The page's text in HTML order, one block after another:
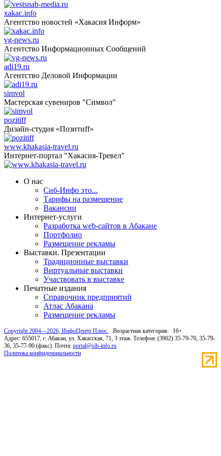
xakac.info
Агентство новостей «Хакасия Информ»
vg-news.ru
Агентство Информационных Сообщений
adi19.ru
Агентство Деловой Информации
simvol
Мастерская сувениров "Символ"
pozitiff
Дизайн-студия «Позитиff»
www.khakasia-travel.ru
Интернет-портал "Хакасия-Тревел"
О нас
Сиб-Инфо это...
Тарифы на размещение
Вакансии
Интернет-услуги
Разработка web-сайтов в Абакане
Портфолио
Размещение рекламы
Выставки. Презентации
Традиционные выставки
Виртуальные выставки
Участвовать в выставке
Печатные издания
Справочник предприятий
Атлас Абакана
Размещение рекламы
Copyright 2004—2026, ИнфоЦентр Плюс. Возрастная категория:
16+
Адрес: 655017, г. Абакан, ул. Хакасская, 71, 3 этаж. Телефон: (3902) 35-79-70, 35-79-
36, 35-77-90 (факс). Почта: portal@sib-info.ru
Политика конфиденциальности